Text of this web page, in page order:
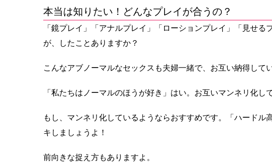
本当は知りたい！どんなプレイが合うの？
「鏡プレイ」「アナルプレイ」「ローションプレイ」「見せ
が、したことありますか？
こんなアブノーマルなセックスも夫婦一緒で、お互い納得して
「私たちはノーマルのほうが好き」はい。お互いマンネリ化し
もし、マンネリ化しているようならおすすめです。「ハード
キしましょうよ！
前向きな捉え方もありますよ。